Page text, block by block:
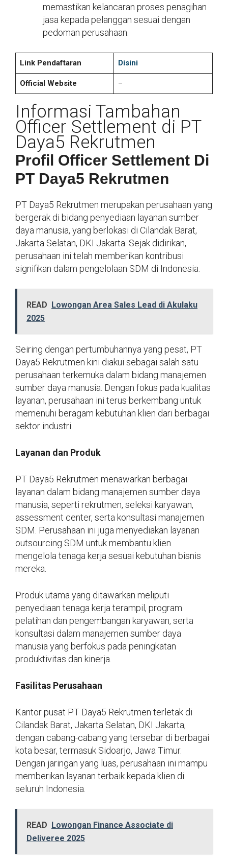
memastikan kelancaran proses penagihan
jasa kepada pelanggan sesuai dengan
pedoman perusahaan.
Link Pendaftaran Disini
Official Website –
Informasi Tambahan
Officer Settlement di PT
Daya5 Rekrutmen
Profil Officer Settlement Di
PT Daya5 Rekrutmen
PT Daya5 Rekrutmen merupakan perusahaan yang
bergerak di bidang penyediaan layanan sumber
daya manusia, yang berlokasi di Cilandak Barat,
Jakarta Selatan, DKI Jakarta. Sejak didirikan,
perusahaan ini telah memberikan kontribusi
signifikan dalam pengelolaan SDM di Indonesia.
READ
Lowongan Area Sales Lead di Akulaku
2025
Seiring dengan pertumbuhannya yang pesat, PT
Daya5 Rekrutmen kini diakui sebagai salah satu
perusahaan terkemuka dalam bidang manajemen
sumber daya manusia. Dengan fokus pada kualitas
layanan, perusahaan ini terus berkembang untuk
memenuhi beragam kebutuhan klien dari berbagai
sektor industri.
Layanan dan Produk
PT Daya5 Rekrutmen menawarkan berbagai
layanan dalam bidang manajemen sumber daya
manusia, seperti rekrutmen, seleksi karyawan,
assessment center, serta konsultasi manajemen
SDM. Perusahaan ini juga menyediakan layanan
outsourcing SDM untuk membantu klien
mengelola tenaga kerja sesuai kebutuhan bisnis
mereka.
Produk utama yang ditawarkan meliputi
penyediaan tenaga kerja terampil, program
pelatihan dan pengembangan karyawan, serta
konsultasi dalam manajemen sumber daya
manusia yang berfokus pada peningkatan
produktivitas dan kinerja.
Fasilitas Perusahaan
Kantor pusat PT Daya5 Rekrutmen terletak di
Cilandak Barat, Jakarta Selatan, DKI Jakarta,
dengan cabang-cabang yang tersebar di berbagai
kota besar, termasuk Sidoarjo, Jawa Timur.
Dengan jaringan yang luas, perusahaan ini mampu
memberikan layanan terbaik kepada klien di
seluruh Indonesia.
READ
Lowongan Finance Associate di
Deliveree 2025